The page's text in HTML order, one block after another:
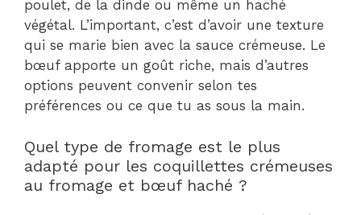
poulet, de la dinde ou même un haché
végétal. L’important, c’est d’avoir une texture
qui se marie bien avec la sauce crémeuse. Le
bœuf apporte un goût riche, mais d’autres
options peuvent convenir selon tes
préférences ou ce que tu as sous la main.
Quel type de fromage est le plus
adapté pour les coquillettes crémeuses
au fromage et bœuf haché ?